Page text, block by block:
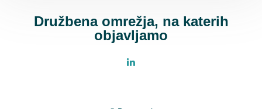
Družbena omrežja, na katerih
objavljamo